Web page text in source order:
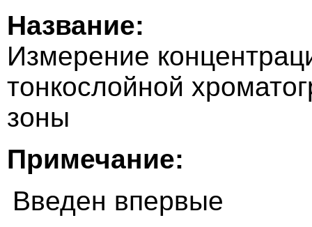
Название:
Измерение
тонкослойной
зоны
Примечание:
Введен впервые